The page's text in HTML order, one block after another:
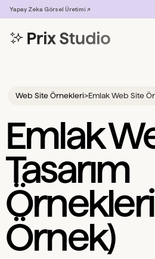
Yapay Zeka Görsel Üretimi ↗
Web Site Örnekleri>Emlak Web Site
Emlak
Tasarım
Örnekleri
Örnek)